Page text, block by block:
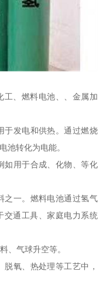
工、燃料电池、、金属加
于发电和供热。通过燃烧
池转化为电能。
如用于合成、化物、等化
之一。燃料电池通过氢气
交通工具、家庭电力系统
、气球升空等。
氧、热处理等工艺中，